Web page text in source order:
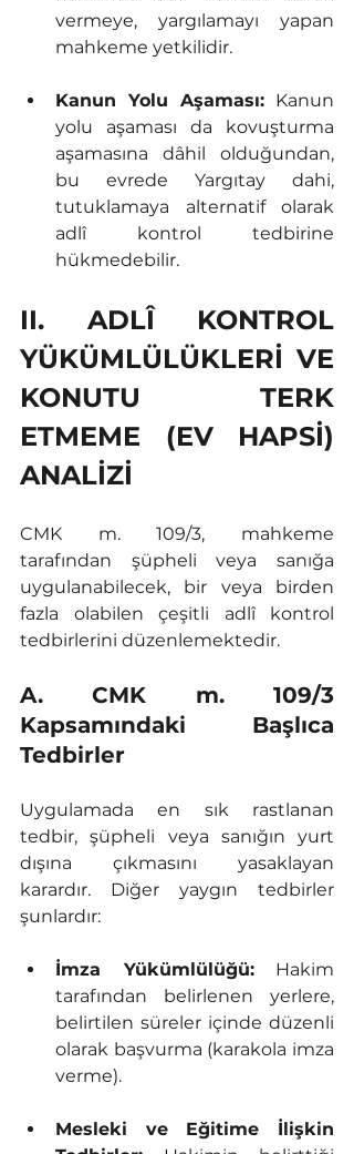
vermeye, yargılamayı yapan
mahkeme yetkilidir.
Kanun Yolu Aşaması: Kanun
yolu aşaması da kovuşturma
aşamasına dâhil olduğundan,
bu evrede Yargıtay dahi,
tutuklamaya alternatif olarak
adlî kontrol tedbirine
hükmedebilir.
II. ADLÎ KONTROL
YÜKÜMLÜLÜKLERİ VE
KONUTU TERK
ETMEME (EV HAPSİ)
ANALİZİ
CMK m. 109/3, mahkeme
tarafından şüpheli veya sanığa
uygulanabilecek, bir veya birden
fazla olabilen çeşitli adlî kontrol
tedbirlerini düzenlemektedir.
A. CMK m. 109/3
Kapsamındaki Başlıca
Tedbirler
Uygulamada en sık rastlanan
tedbir, şüpheli veya sanığın yurt
dışına çıkmasını yasaklayan
karardır. Diğer yaygın tedbirler
şunlardır:
İmza Yükümlülüğü: Hakim
tarafından belirlenen yerlere,
belirtilen süreler içinde düzenli
olarak başvurma (karakola imza
verme).
Mesleki ve Eğitime İlişkin